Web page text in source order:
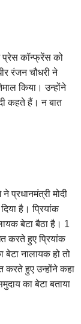
प्रेस कॉन्फ्रेंस को
रंजन चौधरी ने
किया। उन्होंने
कहते हैं। न बात
प्रधानमंत्री मोदी
है। प्रियांक
बेटा बैठा है। 1
करते हुए प्रियांक
बेटा नालायक हो तो
करते हुए उन्होंने कहा
का बेटा बताया